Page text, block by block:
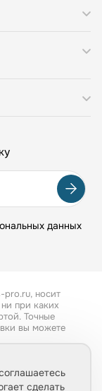
данных
pro.ru, носит
при каких
Точные
вы можете
сделать